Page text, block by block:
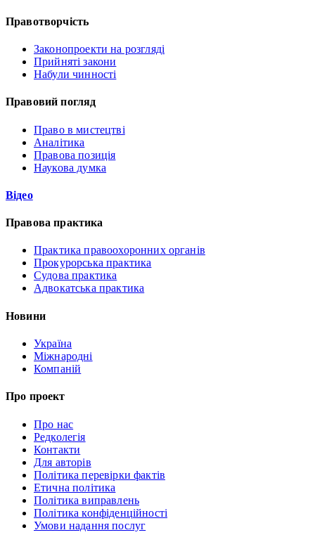
Правотворчість
Законопроекти на розгляді
Прийняті закони
Набули чинності
Правовий погляд
Право в мистецтві
Аналітика
Правова позиція
Наукова думка
Відео
Правова практика
Практика правоохоронних органів
Прокурорська практика
Судова практика
Адвокатська практика
Новини
Україна
Міжнародні
Компаній
Про проект
Про нас
Редколегія
Контакти
Для авторів
Політика перевірки фактів
Етична політика
Політика виправлень
Політика конфіденційності
Умови надання послуг